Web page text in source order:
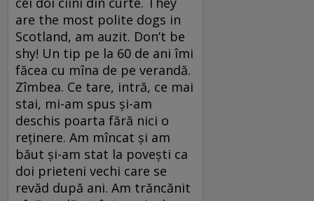
are the most polite dogs in
Scotland, am auzit. Don’t be
shy! Un tip pe la 60 de ani îmi
făcea cu mîna de pe verandă.
Zîmbea. Ce tare, intră, ce mai
stai, mi-am spus și-am
deschis poarta fără nici o
reținere. Am mîncat și am
băut și-am stat la povești ca
doi prieteni vechi care se
revăd după ani. Am trăncănit